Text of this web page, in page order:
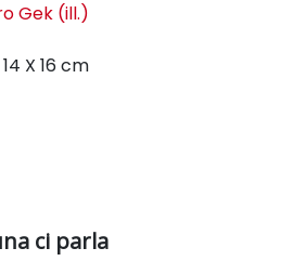
Gek (ill.)
14 X 16 cm
ci parla